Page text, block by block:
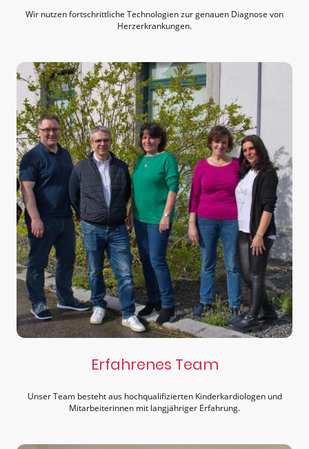
Wir nutzen fortschrittliche Technologien zur genauen Diagnose von
Herzerkrankungen.
Erfahrenes Team
Unser Team besteht aus hochqualifizierten Kinderkardiologen und
Mitarbeiterinnen mit langjähriger Erfahrung.